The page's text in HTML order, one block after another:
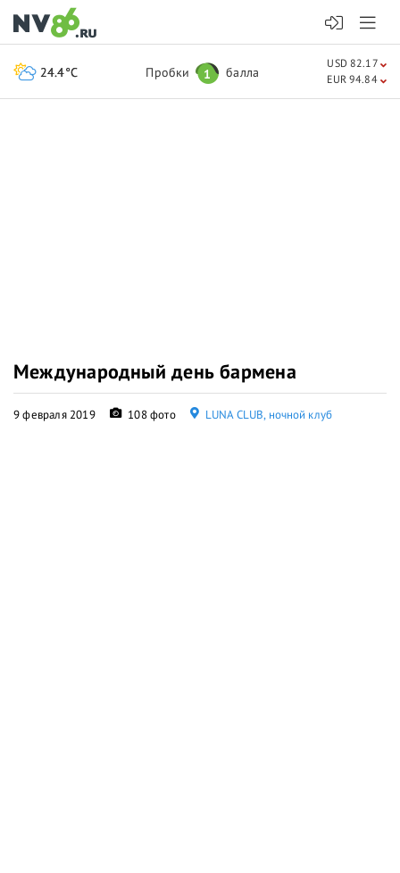
Международный день бармена
9 февраля 2019 108 фото LUNA CLUB, ночной клуб
24.4°C Пробки 1 балла
USD 82.17
EUR 94.84